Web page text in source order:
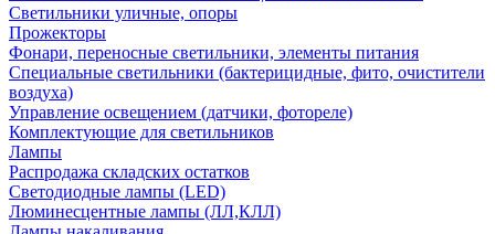
Светильники уличные, опоры
Прожекторы
Фонари, переносные светильники, элементы питания
Специальные светильники (бактерицидные, фито, очистители
воздуха)
Управление освещением (датчики, фотореле)
Комплектующие для светильников
Лампы
Распродажа складских остатков
Светодиодные лампы (LED)
Люминесцентные лампы (ЛЛ,КЛЛ)